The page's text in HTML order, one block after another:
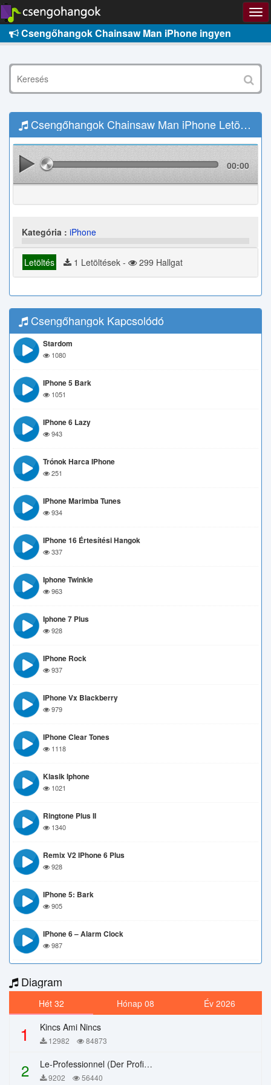
Csengőhangok Chainsaw Man iPhone ingyen
Csengőhangok Chainsaw Man iPhone Letöltés
00:00
Kategória : iPhone
Letöltés 1 Letöltések - 299 Hallgat
Csengőhangok Kapcsolódó
Stardom
1080
IPhone 5 Bark
1051
IPhone 6 Lazy
943
Trónok Harca IPhone
251
IPhone Marimba Tunes
934
IPhone 16 Értesítési Hangok
337
Iphone Twinkle
963
Iphone 7 Plus
928
IPhone Rock
937
IPhone Vx Blackberry
979
IPhone Clear Tones
1118
Klasik Iphone
1021
Ringtone Plus II
1340
Remix V2 IPhone 6 Plus
928
IPhone 5: Bark
905
IPhone 6 – Alarm Clock
987
Diagram
Hét 32 Hónap 08 Év 2026
1 Kincs Ami Nincs
12982 84873
2 Le-Professionnel (Der Profi) – Chi Mai
9202 56440